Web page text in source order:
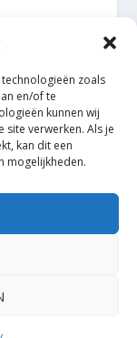
zoals
en/of te
kunnen wij
site verwerken. Als je
kan dit een
mogelijkheden.
gemaakt door